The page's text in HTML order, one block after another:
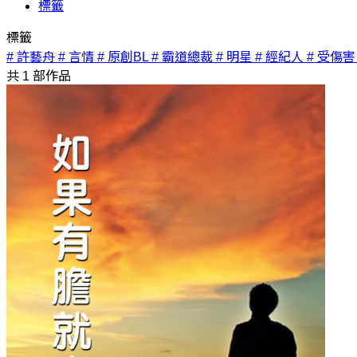
標籤
標籤
# 許藝舟 # 言情 # 原創BL # 霸道總裁 # 明星 # 經紀人 # 受傷害
共 1 部作品